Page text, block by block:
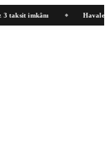
imkânı Havale / EFT